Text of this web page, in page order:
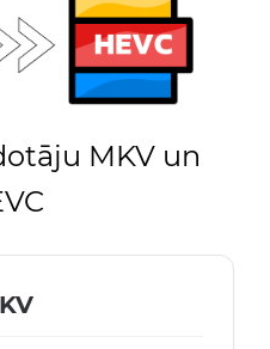
MKV un